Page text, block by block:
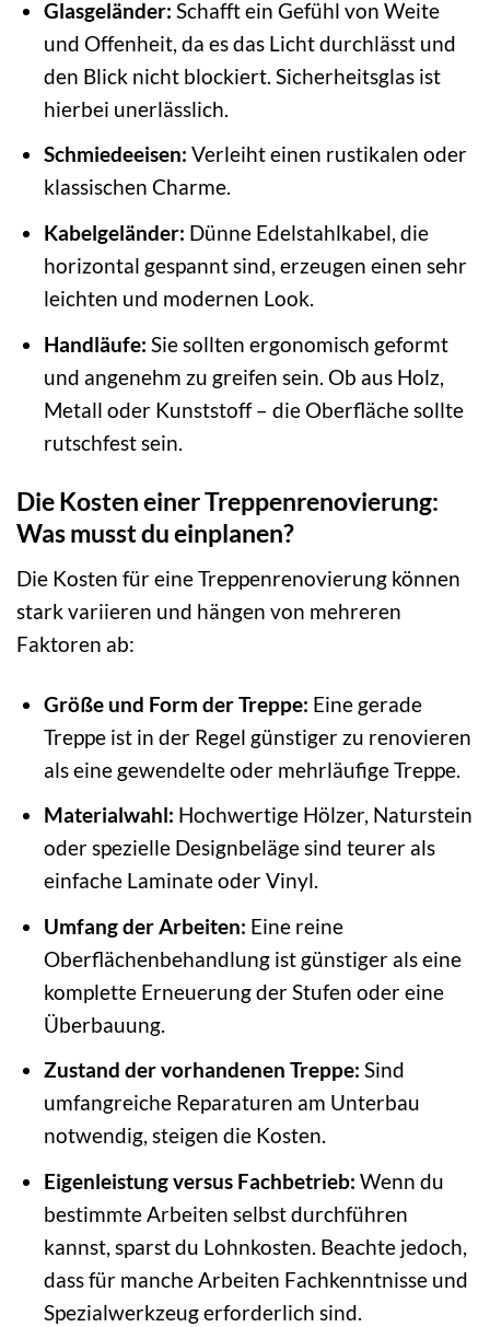
Glasgeländer: Schafft ein Gefühl von Weite
und Offenheit, da es das Licht durchlässt und
den Blick nicht blockiert. Sicherheitsglas ist
hierbei unerlässlich.
Schmiedeeisen: Verleiht einen rustikalen oder
klassischen Charme.
Kabelgeländer: Dünne Edelstahlkabel, die
horizontal gespannt sind, erzeugen einen sehr
leichten und modernen Look.
Handläufe: Sie sollten ergonomisch geformt
und angenehm zu greifen sein. Ob aus Holz,
Metall oder Kunststoff – die Oberfläche sollte
rutschfest sein.
Die Kosten einer Treppenrenovierung:
Was musst du einplanen?
Die Kosten für eine Treppenrenovierung können
stark variieren und hängen von mehreren
Faktoren ab:
Größe und Form der Treppe: Eine gerade
Treppe ist in der Regel günstiger zu renovieren
als eine gewendelte oder mehrläufige Treppe.
Materialwahl: Hochwertige Hölzer, Naturstein
oder spezielle Designbeläge sind teurer als
einfache Laminate oder Vinyl.
Umfang der Arbeiten: Eine reine
Oberflächenbehandlung ist günstiger als eine
komplette Erneuerung der Stufen oder eine
Überbauung.
Zustand der vorhandenen Treppe: Sind
umfangreiche Reparaturen am Unterbau
notwendig, steigen die Kosten.
Eigenleistung versus Fachbetrieb: Wenn du
bestimmte Arbeiten selbst durchführen
kannst, sparst du Lohnkosten. Beachte jedoch,
dass für manche Arbeiten Fachkenntnisse und
Spezialwerkzeug erforderlich sind.